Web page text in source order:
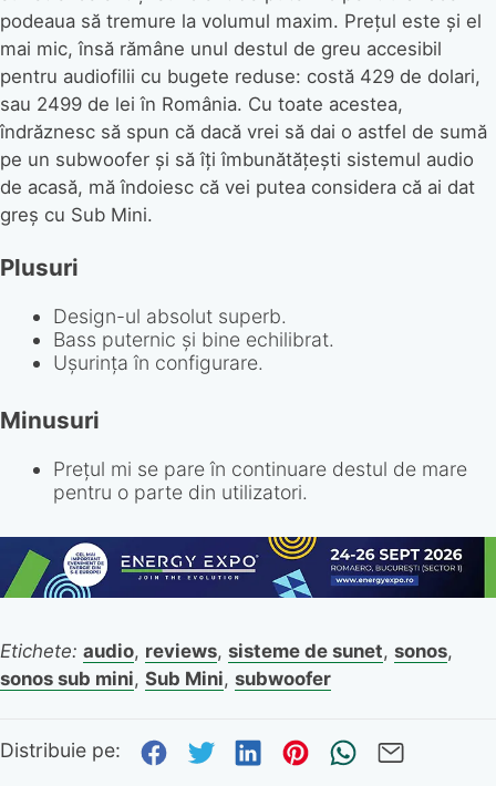
podeaua să tremure la volumul maxim. Prețul este și el
mai mic, însă rămâne unul destul de greu accesibil
pentru audiofilii cu bugete reduse: costă 429 de dolari,
sau 2499 de lei în România. Cu toate acestea,
îndrăznesc să spun că dacă vrei să dai o astfel de sumă
pe un subwoofer și să îți îmbunătățești sistemul audio
de acasă, mă îndoiesc că vei putea considera că ai dat
greș cu Sub Mini.
Plusuri
Design-ul absolut superb.
Bass puternic și bine echilibrat.
Ușurința în configurare.
Minusuri
Prețul mi se pare în continuare destul de mare
pentru o parte din utilizatori.
Etichete: audio, reviews, sisteme de sunet, sonos,
sonos sub mini, Sub Mini, subwoofer
Distribuie pe: Distribuie pe Facebook
Distribuie pe Twitter
Distribuie pe
Distribuie pe
Trimite